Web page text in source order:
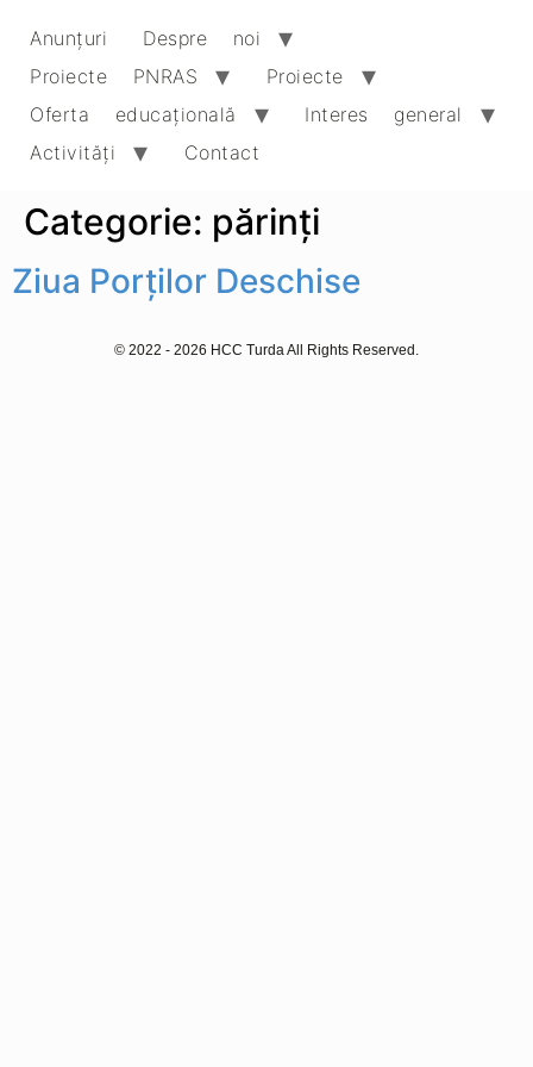
Anunțuri
Despre noi
Proiecte PNRAS
Proiecte
Oferta educaţională
Interes general
Activități
Contact
Categorie: părinți
Ziua Porților Deschise
© 2022 - 2026 HCC Turda All Rights Reserved.